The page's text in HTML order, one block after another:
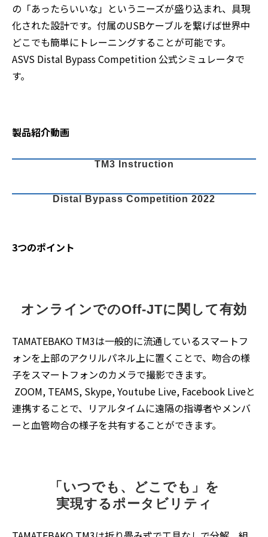
の「あったらいいな」というニーズが盛り込まれ、具現
化された設計です。付属のUSBケーブルを繋げば世界中
どこでも簡単にトレーニングすることが可能です。
ASVS Distal Bypass Competition 公式シミュレータで
す。
製品紹介動画
TM3 Instruction
Distal Bypass Competition 2022
3つのポイント
オンラインでのOff-JTに関して有効
TAMATEBAKO TM3は一般的に流通しているスマートフ
ォンを上部のアクリルパネル上に置くことで、吻合の様
子をスマートフォンのカメラで撮影できます。
ZOOM, TEAMS, Skype, Youtube Live, Facebook Liveと
連携することで、リアルタイムに遠隔の指導者やメンバ
ーと血管吻合の様子を共有することができます。
「いつでも、どこでも」を
実現するポータビリティ